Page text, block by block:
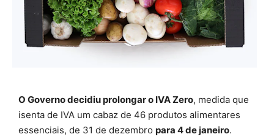
O Governo decidiu prolongar o IVA Zero, medida que
isenta de IVA um cabaz de 46 produtos alimentares
essenciais, de 31 de dezembro para 4 de janeiro.